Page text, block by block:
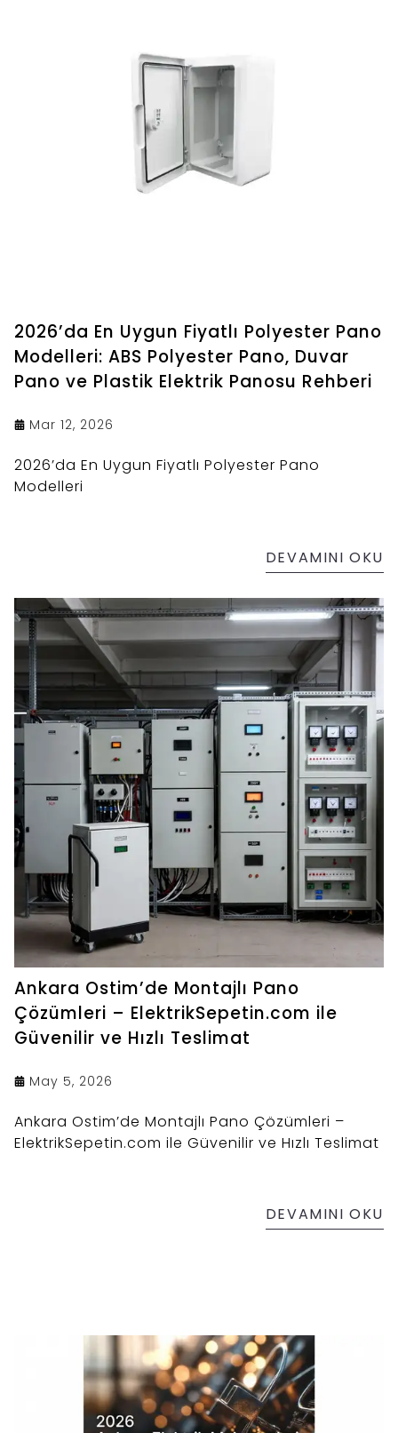
2026’da En Uygun Fiyatlı Polyester Pano
Modelleri: ABS Polyester Pano, Duvar
Pano ve Plastik Elektrik Panosu Rehberi
Mar 12, 2026
2026’da En Uygun Fiyatlı Polyester Pano
Modelleri
DEVAMINI OKU
Ankara Ostim’de Montajlı Pano
Çözümleri – ElektrikSepetin.com ile
Güvenilir ve Hızlı Teslimat
May 5, 2026
Ankara Ostim’de Montajlı Pano Çözümleri –
ElektrikSepetin.com ile Güvenilir ve Hızlı Teslimat
DEVAMINI OKU